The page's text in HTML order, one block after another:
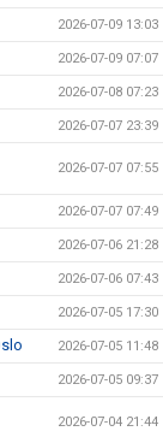
2026-07-09 13:03
2026-07-09 07:07
2026-07-08 07:23
2026-07-07 23:39
2026-07-07 07:55
2026-07-07 07:49
2026-07-06 21:28
2026-07-06 07:43
2026-07-05 17:30
2026-07-05 11:48
2026-07-05 09:37
2026-07-04 21:44